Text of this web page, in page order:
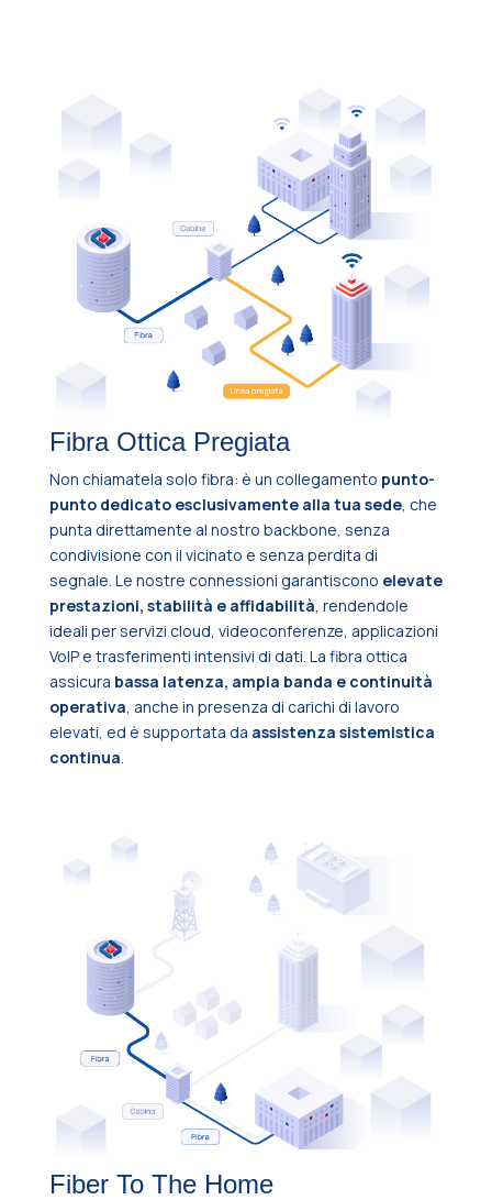
Fibra Ottica Pregiata
Non chiamatela solo fibra: è un collegamento punto-
punto dedicato esclusivamente alla tua sede, che
punta direttamente al nostro backbone, senza
condivisione con il vicinato e senza perdita di
segnale. Le nostre connessioni garantiscono elevate
prestazioni, stabilità e affidabilità, rendendole
ideali per servizi cloud, videoconferenze, applicazioni
VoIP e trasferimenti intensivi di dati. La fibra ottica
assicura bassa latenza, ampia banda e continuità
operativa, anche in presenza di carichi di lavoro
elevati, ed è supportata da assistenza sistemistica
continua.
Fiber To The Home